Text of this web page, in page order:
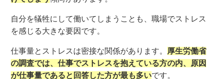
自分を犠牲にして働いてしまうことも、職場でストレス
を感じる大きな要因です。
仕事量とストレスは密接な関係があります。 厚生労働省
の調査では、仕事でストレスを抱えている方の内、原因
が仕事量であると回答した方が最も多いです。